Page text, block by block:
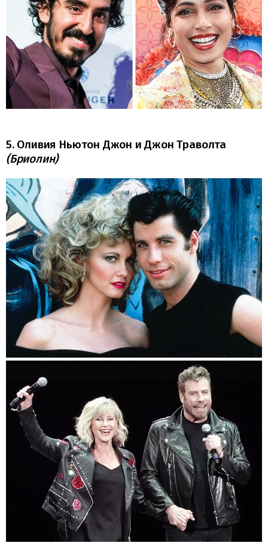
5. Оливия Ньютон Джон и Джон Траволта
(Бриолин)